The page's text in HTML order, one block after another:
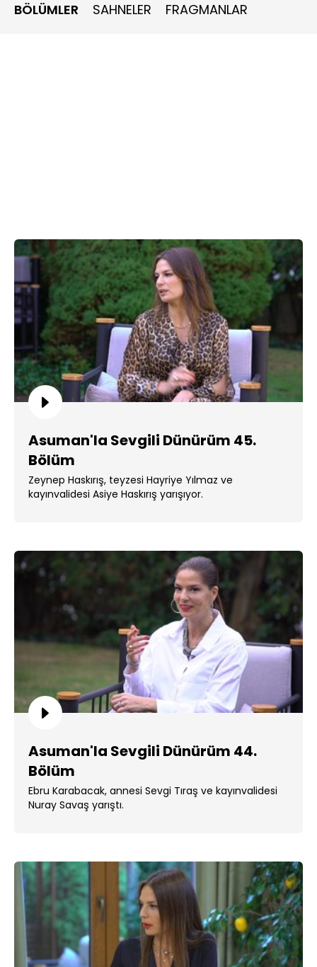
BÖLÜMLER SAHNELER FRAGMANLAR
Asuman'la Sevgili Dünürüm 45.
Bölüm
Zeynep Haskırış, teyzesi Hayriye Yılmaz ve
kayınvalidesi Asiye Haskırış yarışıyor.
Asuman'la Sevgili Dünürüm 44.
Bölüm
Ebru Karabacak, annesi Sevgi Tıraş ve kayınvalidesi
Nuray Savaş yarıştı.